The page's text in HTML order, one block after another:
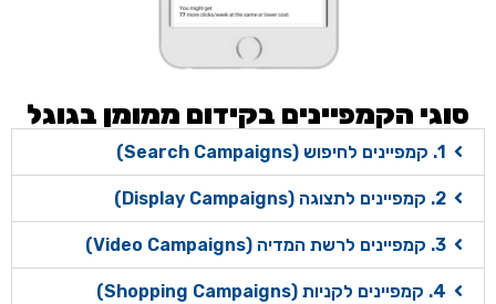
הקמפיינים בקידום ממומן בגוגל